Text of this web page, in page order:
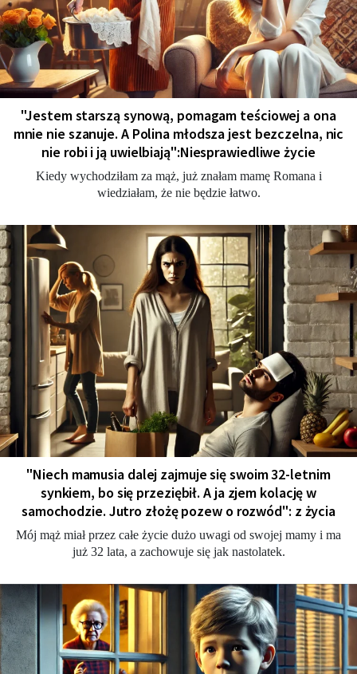
"Jestem starszą synową, pomagam teściowej a ona
mnie nie szanuje. A Polina młodsza jest bezczelna, nic
nie robi i ją uwielbiają":Niesprawiedliwe życie
Kiedy wychodziłam za mąż, już znałam mamę Romana i
wiedziałam, że nie będzie łatwo.
"Niech mamusia dalej zajmuje się swoim 32-letnim
synkiem, bo się przeziębił. A ja zjem kolację w
samochodzie. Jutro złożę pozew o rozwód": z życia
Mój mąż miał przez całe życie dużo uwagi od swojej mamy i ma
już 32 lata, a zachowuje się jak nastolatek.